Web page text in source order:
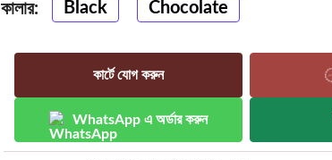
কালার: Black Chocolate
কার্টে যোগ করুন
WhatsApp এ অর্ডার করুন